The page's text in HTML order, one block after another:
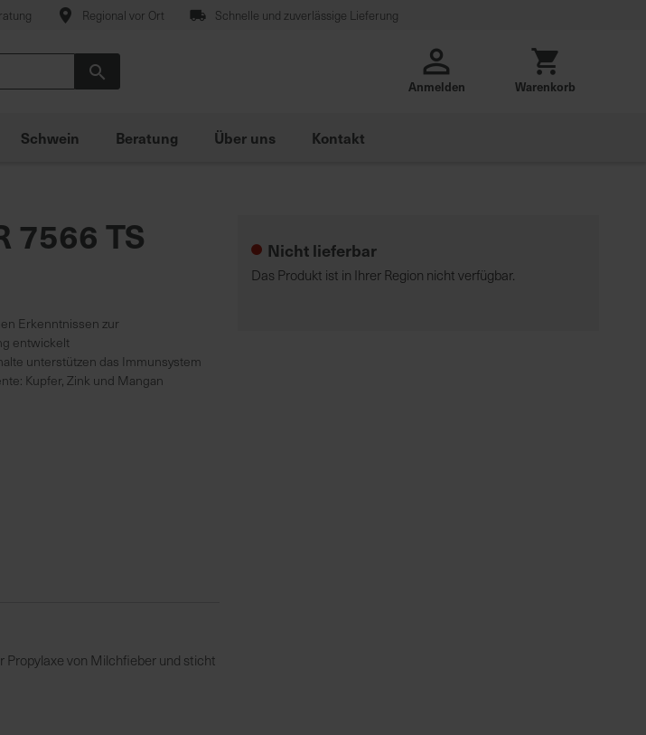
Regional vor Ort Schnelle und zuverlässige Lieferung
Anmelden Warenkorb
Schwein Beratung Über uns Kontakt
7566 TS
Erkenntnissen zur
entwickelt
unterstützen das Immunsystem
Kupfer, Zink und Mangan
Propylaxe von Milchfieber und sticht
Nicht lieferbar
Das Produkt ist in Ihrer Region nicht verfügbar.